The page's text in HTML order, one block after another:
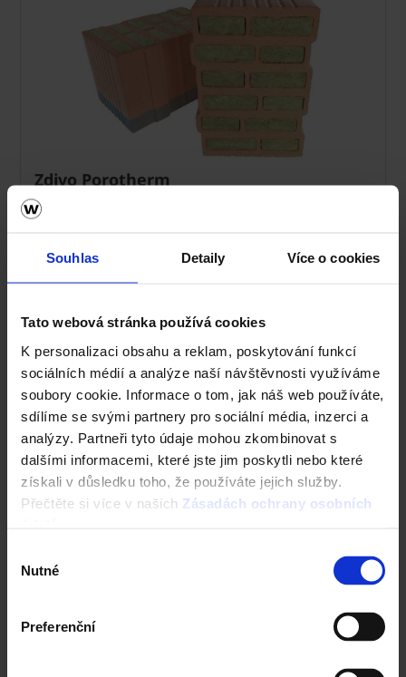
Souhlas Detaily Více o cookies
Tato webová stránka používá cookies
K personalizaci obsahu a reklam, poskytování funkcí
sociálních médií a analýze naší návštěvnosti využíváme
soubory cookie. Informace o tom, jak náš web používáte,
sdílíme se svými partnery pro sociální média, inzerci a
analýzy. Partneři tyto údaje mohou zkombinovat s
dalšími informacemi, které jste jim poskytli nebo které
získali v důsledku toho, že používáte jejich služby.
Přečtěte si více v našich Zásadách ochrany osobních
souhlasu
Nutné
Preferenční
Zdivo Porotherm
Kalkulace zdiva
Konfigurátor domu
Okamžitý odhad ceny stropu
Vyhledavač prohlášení DoP
CAD Detaily zdivo